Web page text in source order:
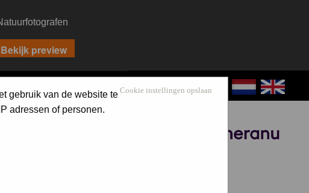
Cookie instellingen opslaan
gebruik van de website te
adressen of personen.